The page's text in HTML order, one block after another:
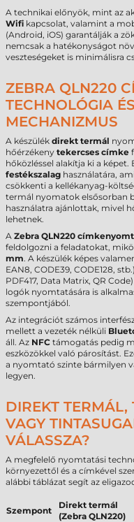
A technikai előnyök, mint az
Wifi kapcsolat, valamint a
(Android, iOS) garantálják a
nemcsak a hatékonyságot
veszteségeket is minimálisra
ZEBRA QLN220
TECHNOLÓGIA
MECHANIZMUS
A készülék direkt termál
hőérzékeny tekercses címke
hőközléssel alakítja ki a
festékszalag használatára,
csökkenti a kellékanyag-
termál nyomatok elsősorban
használatra ajánlottak, mivel
lehetnek.
A Zebra QLN220
feldolgozni a feladatokat,
mm. A készülék képes
EAN8, CODE39, CODE128,
PDF417, Data Matrix, QR
logók nyomtatására is
szempontjából.
Az integrációt számos
mellett a vezeték nélküli
áll. Az NFC támogatás pedig
eszközökkel való párosítást.
a nyomtató szinte bármilyen
legyen.
DIREKT TERMÁL,
VAGY
VÁLASSZA?
A megfelelő nyomtatási
környezettől és a címkével
alábbi táblázat segít az
Szempont
Direkt termál
(Zebra QLN220)